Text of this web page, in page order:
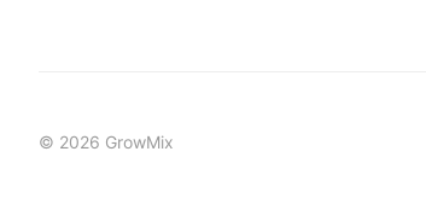
© 2026 GrowMix